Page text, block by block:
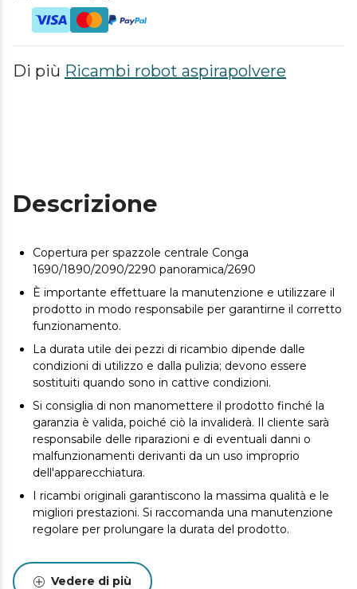
Di più Ricambi robot aspirapolvere
Descrizione
Copertura per spazzole centrale Conga
1690/1890/2090/2290 panoramica/2690
È importante effettuare la manutenzione e utilizzare il
prodotto in modo responsabile per garantirne il corretto
funzionamento.
La durata utile dei pezzi di ricambio dipende dalle
condizioni di utilizzo e dalla pulizia; devono essere
sostituiti quando sono in cattive condizioni.
Si consiglia di non manomettere il prodotto finché la
garanzia è valida, poiché ciò la invaliderà. Il cliente sarà
responsabile delle riparazioni e di eventuali danni o
malfunzionamenti derivanti da un uso improprio
dell'apparecchiatura.
I ricambi originali garantiscono la massima qualità e le
migliori prestazioni. Si raccomanda una manutenzione
regolare per prolungare la durata del prodotto.
Vedere di più